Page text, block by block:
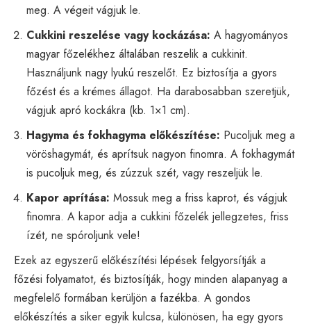
meg. A végeit vágjuk le.
Cukkini reszelése vagy kockázása: A hagyományos
magyar főzelékhez általában reszelik a cukkinit.
Használjunk nagy lyukú reszelőt. Ez biztosítja a gyors
főzést és a krémes állagot. Ha darabosabban szeretjük,
vágjuk apró kockákra (kb. 1×1 cm).
Hagyma és fokhagyma előkészítése: Pucoljuk meg a
vöröshagymát, és aprítsuk nagyon finomra. A fokhagymát
is pucoljuk meg, és zúzzuk szét, vagy reszeljük le.
Kapor aprítása: Mossuk meg a friss kaprot, és vágjuk
finomra. A kapor adja a cukkini főzelék jellegzetes, friss
ízét, ne spóroljunk vele!
Ezek az egyszerű előkészítési lépések felgyorsítják a
főzési folyamatot, és biztosítják, hogy minden alapanyag a
megfelelő formában kerüljön a fazékba. A gondos
előkészítés a siker egyik kulcsa, különösen, ha egy gyors